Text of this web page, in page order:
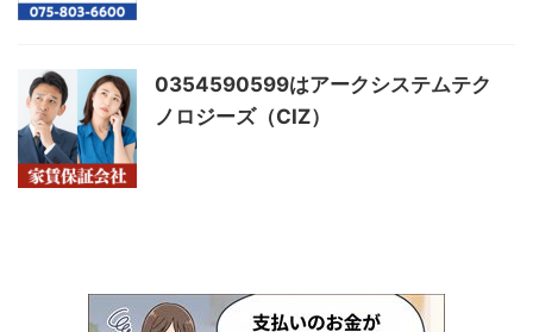
0354590599はアークシステムテク
ノロジーズ（CIZ）